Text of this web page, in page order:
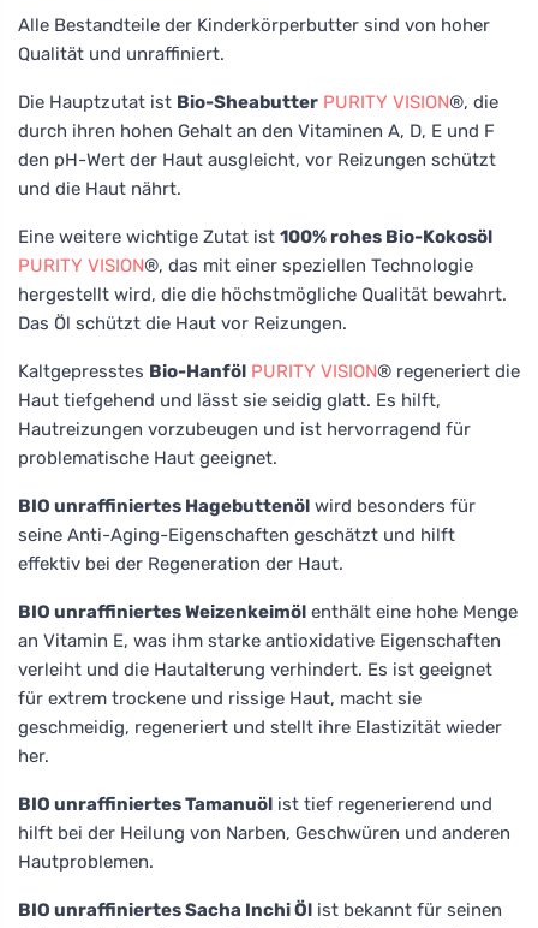
Alle Bestandteile der Kinderkörperbutter sind von hoher
Qualität und unraffiniert.
Die Hauptzutat ist Bio-Sheabutter PURITY VISION®, die
durch ihren hohen Gehalt an den Vitaminen A, D, E und F
den pH-Wert der Haut ausgleicht, vor Reizungen schützt
und die Haut nährt.
Eine weitere wichtige Zutat ist 100% rohes Bio-Kokosöl
PURITY VISION®, das mit einer speziellen Technologie
hergestellt wird, die die höchstmögliche Qualität bewahrt.
Das Öl schützt die Haut vor Reizungen.
Kaltgepresstes Bio-Hanföl PURITY VISION® regeneriert die
Haut tiefgehend und lässt sie seidig glatt. Es hilft,
Hautreizungen vorzubeugen und ist hervorragend für
problematische Haut geeignet.
BIO unraffiniertes Hagebuttenöl wird besonders für
seine Anti-Aging-Eigenschaften geschätzt und hilft
effektiv bei der Regeneration der Haut.
BIO unraffiniertes Weizenkeimöl enthält eine hohe Menge
an Vitamin E, was ihm starke antioxidative Eigenschaften
verleiht und die Hautalterung verhindert. Es ist geeignet
für extrem trockene und rissige Haut, macht sie
geschmeidig, regeneriert und stellt ihre Elastizität wieder
her.
BIO unraffiniertes Tamanuöl ist tief regenerierend und
hilft bei der Heilung von Narben, Geschwüren und anderen
Hautproblemen.
BIO unraffiniertes Sacha Inchi Öl ist bekannt für seinen